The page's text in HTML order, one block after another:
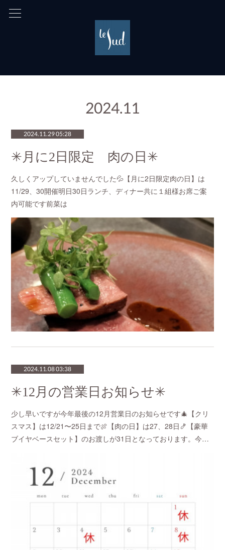
2024.11
2024.11.29 05:28
✳︎月に2日限定 肉の日✳︎
久しくアップしていませんでした💦【月に2日限定肉の日】は
11/29、30開催明日30日ランチ、ディナー共に１組様お席ご案
内可能です前菜は
2024.11.08 03:38
✳︎12月の営業日お知らせ✳︎
少し早いですが今年最後の12月営業日のお知らせです🎄【クリ
スマス】は12/21〜25日まで🍖【肉の日】は27、28日🍤【豪華
ブイヤベースセット】のお渡しが31日となっております。今…